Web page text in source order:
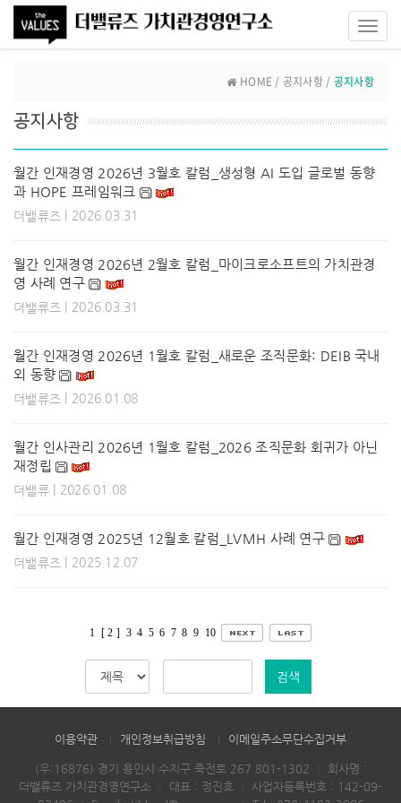
HOME / 공지사항 / 공지사항
공지사항
월간 인재경영 2026년 3월호 칼럼_생성형 AI 도입 글로벌 동향
과 HOPE 프레임워크
더밸류즈 | 2026.03.31
월간 인재경영 2026년 2월호 칼럼_마이크로소프트의 가치관경
영 사례 연구
더밸류즈 | 2026.03.31
월간 인재경영 2026년 1월호 칼럼_새로운 조직문화: DEIB 국내
외 동향
더밸류즈 | 2026.01.08
월간 인사관리 2026년 1월호 칼럼_2026 조직문화 회귀가 아닌
재정립
더밸류| 2026.01.08
월간 인재경영 2025년 12월호 칼럼_LVMH 사례 연구
더밸류즈 | 2025.12.07
1 [ 2 ] 3 4 5 6 7 8 9 10
검색
이용약관 개인정보취급방침 이메일주소무단수집거부
(우:16876) 경기 용인시 수지구 죽전로 267 801-1302
회사명 :
더밸류즈 가치관경영연구소
대표 : 정진호
사업자등록번호 : 142-09-